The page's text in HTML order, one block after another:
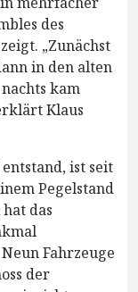
des
„Zunächst
in den alten
kam
Klaus
entstand, ist seit
Pegelstand
das
Fahrzeuge
der